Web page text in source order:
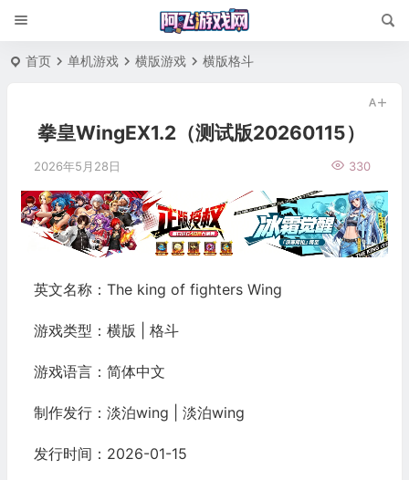
首页 单机游戏 横版游戏 横版格斗
拳皇WingEX1.2（测试版20260115）
2026年5月28日 330
英文名称：The king of fighters Wing
游戏类型：横版 | 格斗
游戏语言：简体中文
制作发行：淡泊wing | 淡泊wing
发行时间：2026-01-15